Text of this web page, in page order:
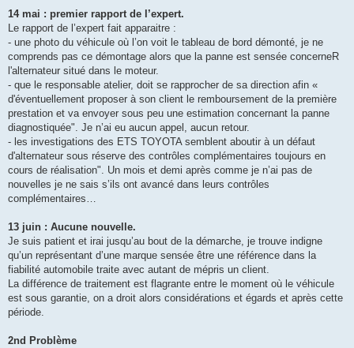
14 mai : premier rapport de l’expert.
Le rapport de l’expert fait apparaitre :
- une photo du véhicule où l’on voit le tableau de bord démonté, je ne
comprends pas ce démontage alors que la panne est sensée concerneR
l'alternateur situé dans le moteur.
- que le responsable atelier, doit se rapprocher de sa direction afin «
d'éventuellement proposer à son client le remboursement de la première
prestation et va envoyer sous peu une estimation concernant la panne
diagnostiquée". Je n’ai eu aucun appel, aucun retour.
- les investigations des ETS TOYOTA semblent aboutir à un défaut
d'alternateur sous réserve des contrôles complémentaires toujours en
cours de réalisation". Un mois et demi après comme je n’ai pas de
nouvelles je ne sais s’ils ont avancé dans leurs contrôles
complémentaires…
13 juin : Aucune nouvelle.
Je suis patient et irai jusqu’au bout de la démarche, je trouve indigne
qu’un représentant d’une marque sensée être une référence dans la
fiabilité automobile traite avec autant de mépris un client.
La différence de traitement est flagrante entre le moment où le véhicule
est sous garantie, on a droit alors considérations et égards et après cette
période.
2nd Problème